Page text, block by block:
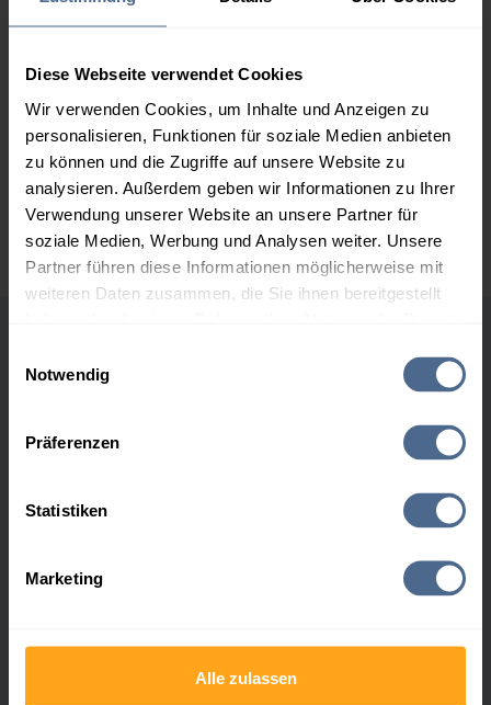
Diese Webseite verwendet Cookies
Wir verwenden Cookies, um Inhalte und Anzeigen zu
personalisieren, Funktionen für soziale Medien anbieten
zu können und die Zugriffe auf unsere Website zu
analysieren. Außerdem geben wir Informationen zu Ihrer
Verwendung unserer Website an unsere Partner für
soziale Medien, Werbung und Analysen weiter. Unsere
Partner führen diese Informationen möglicherweise mit
weiteren Daten zusammen, die Sie ihnen bereitgestellt
Notwendig
Präferenzen
Statistiken
Marketing
Alle zulassen
3.000 Liter
154,90 €
5.000 Liter
153,18 €
153,18 €
0,00 €
Preise für Heizöl in Standardqualität nach Ö-Norm C 1109 in € / 100
Liter inkl. MwSt. und Lieferung bei einer Lieferstelle.
Höchst- und Tiefststände der
Heizölpreise in Karres
4 Wochen 30.07.2026
177,70 €